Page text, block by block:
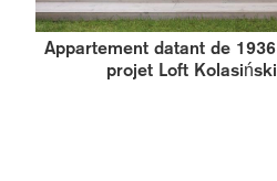
Appartement datant de
projet Loft